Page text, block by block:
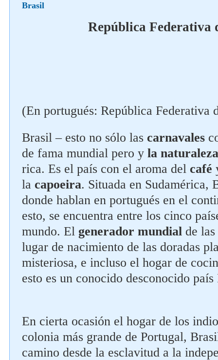
Brasil
República Federativa
(En portugués: República Federativa
Brasil – esto no sólo las carnavales
de fama mundial pero y la naturaleza
rica. Es el país con el aroma del café
la capoeira. Situada en Sudamérica,
donde hablan en portugués en el
esto, se encuentra entre los cinco
mundo. El generador mundial de las
lugar de nacimiento de las doradas
misteriosa, e incluso el hogar de
esto es un conocido desconocido
En cierta ocasión el hogar de los
colonia más grande de Portugal,
camino desde la esclavitud a la